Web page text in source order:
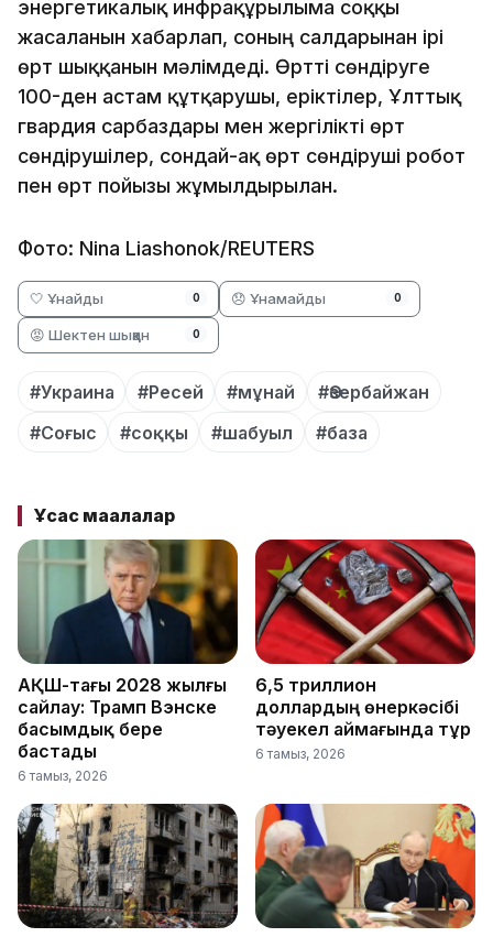
энергетикалық инфрақұрылымға соққы
жасалғанын хабарлап, соның салдарынан ірі
өрт шыққанын мәлімдеді. Өртті сөндіруге
100-ден астам құтқарушы, еріктілер, Ұлттық
гвардия сарбаздары мен жергілікті өрт
сөндірушілер, сондай-ақ өрт сөндіруші робот
пен өрт пойызы жұмылдырылған.
Фото: Nina Liashonok/REUTERS
🤍 Ұнайды 0 😞 Ұнамайды 0
😡 Шектен шыққан 0
#Украина #Ресей #мұнай
#Әзербайжан
#Соғыс
#соққы #шабуыл #база
Ұқсас мақалалар
АҚШ-тағы 2028 жылғы
сайлау: Трамп Вэнске
басымдық бере
бастады
6 тамыз, 2026
6,5 триллион
доллардың өнеркәсібі
тәуекел аймағында тұр
6 тамыз, 2026